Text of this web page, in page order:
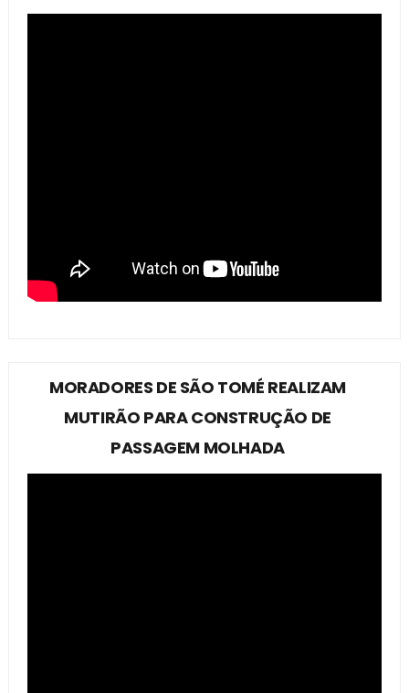
MORADORES DE SÃO TOMÉ REALIZAM
MUTIRÃO PARA CONSTRUÇÃO DE
PASSAGEM MOLHADA